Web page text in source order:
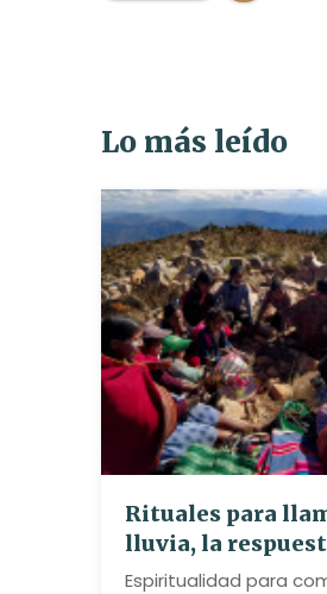
Lo más leído
Rituales para
lluvia, la
espiritual de los
Espiritualidad para